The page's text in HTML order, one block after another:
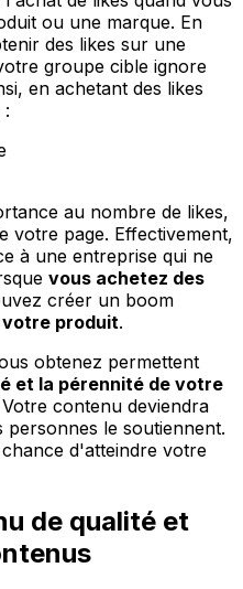
ou une marque. En
des likes sur une
groupe cible ignore
en achetant des likes
:
au nombre de likes,
votre page. Effectivement,
à une entreprise qui ne
vous achetez des
créer un boom
produit.
obtenez permettent
et la pérennité de votre
Votre contenu deviendra
personnes le soutiennent.
d'atteindre votre
de qualité et